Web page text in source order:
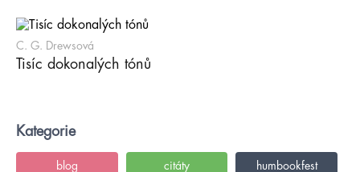
C. G. Drewsová
Tisíc dokonalých tónů
Kategorie
blog citáty humbookfest